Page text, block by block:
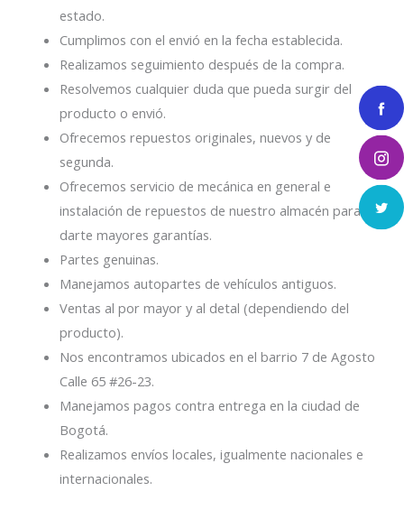
estado.
Cumplimos con el envió en la fecha establecida.
Realizamos seguimiento después de la compra.
Resolvemos cualquier duda que pueda surgir del
producto o envió.
Ofrecemos repuestos originales, nuevos y de
segunda.
Ofrecemos servicio de mecánica en general e
instalación de repuestos de nuestro almacén para
darte mayores garantías.
Partes genuinas.
Manejamos autopartes de vehículos antiguos.
Ventas al por mayor y al detal (dependiendo del
producto).
Nos encontramos ubicados en el barrio 7 de Agosto
Calle 65 #26-23.
Manejamos pagos contra entrega en la ciudad de
Bogotá.
Realizamos envíos locales, igualmente nacionales e
internacionales.